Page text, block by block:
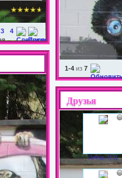
3 4
1-4 из 7
Друзья
Лебедь Н.Н.